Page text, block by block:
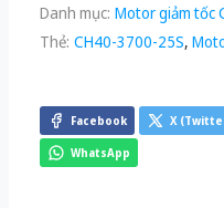
Danh mục: Motor giảm tốc
Thẻ: CH40-3700-25S,
Facebook X
WhatsApp